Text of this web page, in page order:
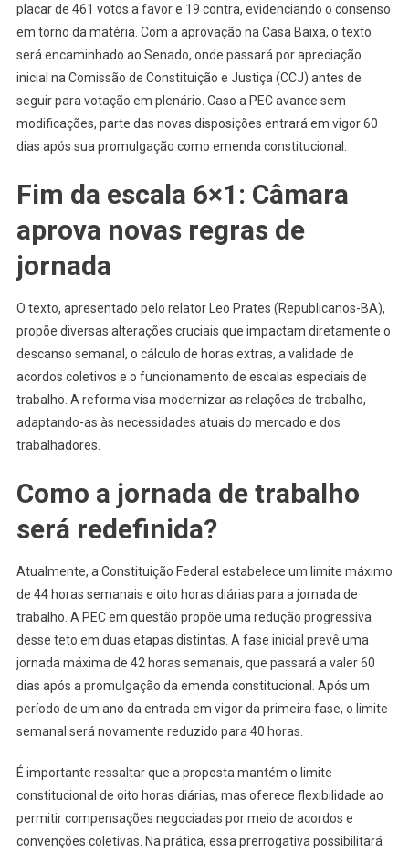
placar de 461 votos a favor e 19 contra, evidenciando o consenso
em torno da matéria. Com a aprovação na Casa Baixa, o texto
será encaminhado ao Senado, onde passará por apreciação
inicial na Comissão de Constituição e Justiça (CCJ) antes de
seguir para votação em plenário. Caso a PEC avance sem
modificações, parte das novas disposições entrará em vigor 60
dias após sua promulgação como emenda constitucional.
Fim da escala 6×1: Câmara
aprova novas regras de
jornada
O texto, apresentado pelo relator Leo Prates (Republicanos-BA),
propõe diversas alterações cruciais que impactam diretamente o
descanso semanal, o cálculo de horas extras, a validade de
acordos coletivos e o funcionamento de escalas especiais de
trabalho. A reforma visa modernizar as relações de trabalho,
adaptando-as às necessidades atuais do mercado e dos
trabalhadores.
Como a jornada de trabalho
será redefinida?
Atualmente, a Constituição Federal estabelece um limite máximo
de 44 horas semanais e oito horas diárias para a jornada de
trabalho. A PEC em questão propõe uma redução progressiva
desse teto em duas etapas distintas. A fase inicial prevê uma
jornada máxima de 42 horas semanais, que passará a valer 60
dias após a promulgação da emenda constitucional. Após um
período de um ano da entrada em vigor da primeira fase, o limite
semanal será novamente reduzido para 40 horas.
É importante ressaltar que a proposta mantém o limite
constitucional de oito horas diárias, mas oferece flexibilidade ao
permitir compensações negociadas por meio de acordos e
convenções coletivas. Na prática, essa prerrogativa possibilitará